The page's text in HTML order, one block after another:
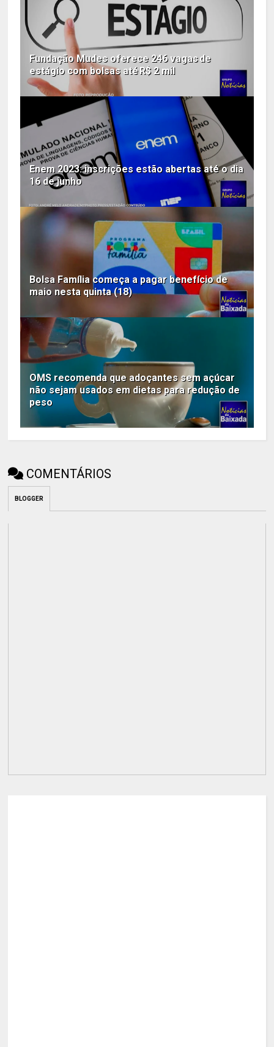
Fundação Mudes oferece 246 vagas de
estágio com bolsas até R$ 2 mil
Enem 2023: inscrições estão abertas até o dia
16 de junho
Bolsa Família começa a pagar benefício de
maio nesta quinta (18)
OMS recomenda que adoçantes sem açúcar
não sejam usados em dietas para redução de
peso
COMENTÁRIOS
BLOGGER